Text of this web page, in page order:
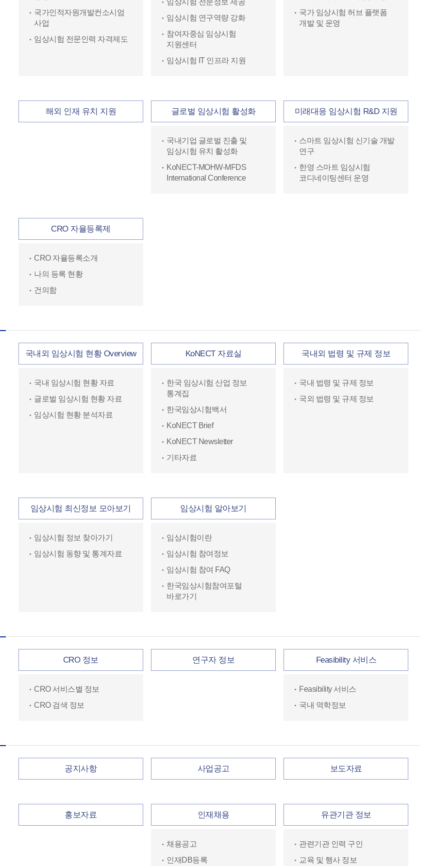
국가인적자원개발컨소시엄
사업
임상시험 전문인력 자격제도
임상시험 전문정보 제공
임상시험 연구역량 강화
참여자중심 임상시험
지원센터
임상시험 IT 인프라 지원
국가 임상시험 허브 플랫폼
개발 및 운영
해외 인재 유치 지원 글로벌 임상시험 활성화
국내기업 글로벌 진출 및
임상시험 유치 활성화
KoNECT-MOHW-MFDS
International Conference
미래대응 임상시험 R&D 지원
스마트 임상시험 신기술 개발
연구
한영 스마트 임상시험
코디네이팅센터 운영
CRO 자율등록제
CRO 자율등록소개
나의 등록 현황
건의함
국내외 임상시험 현황 Overview
국내 임상시험 현황 자료
글로벌 임상시험 현황 자료
임상시험 현황 분석자료
KoNECT 자료실
한국 임상시험 산업 정보
통계집
한국임상시험백서
KoNECT Brief
KoNECT Newsletter
기타자료
국내외 법령 및 규제 정보
국내 법령 및 규제 정보
국외 법령 및 규제 정보
임상시험 최신정보 모아보기
임상시험 정보 찾아가기
임상시험 동향 및 통계자료
임상시험 알아보기
임상시험이란
임상시험 참여정보
임상시험 참여 FAQ
한국임상시험참여포털
바로가기
CRO 정보
CRO 서비스별 정보
CRO 검색 정보
연구자 정보 Feasibility 서비스
Feasibility 서비스
국내 역학정보
공지사항 사업공고 보도자료
홍보자료 인재채용
채용공고
인재DB등록
유관기관 정보
관련기관 인력 구인
교육 및 행사 정보